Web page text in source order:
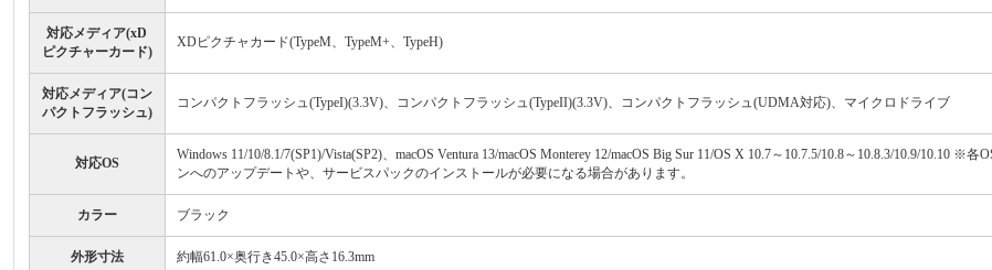
対応メディア(xD
ピクチャーカード)
XDピクチャカード(TypeM、TypeM+、TypeH)
対応メディア(コン
パクトフラッシュ)
コンパクトフラッシュ(TypeI)(3.3V)、コンパクトフラッシュ(TypeII)(3.3V)、コンパクトフラッシュ(UDMA対応)、マイクロドライブ
対応OS
Windows 11/10/8.1/7(SP1)/Vista(SP2)、macOS Ventura 13/macOS Monterey 12/macOS Big Sur 11/OS X 10.7～10.7.5/10.8～10.8.3/10.9/10.10 ※各
ンへのアップデートや、サービスパックのインストールが必要になる場合があります。
カラー ブラック
外形寸法 約幅61.0×奥行き45.0×高さ16.3mm